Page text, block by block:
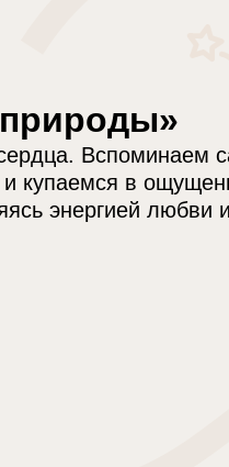
Вспоминаем
купаемся в
энергией любви